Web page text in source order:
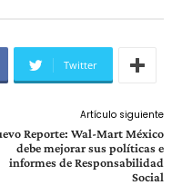
Twitter
Artículo siguiente
Reporte: Wal-Mart México
debe mejorar sus políticas e
informes de Responsabilidad
Social